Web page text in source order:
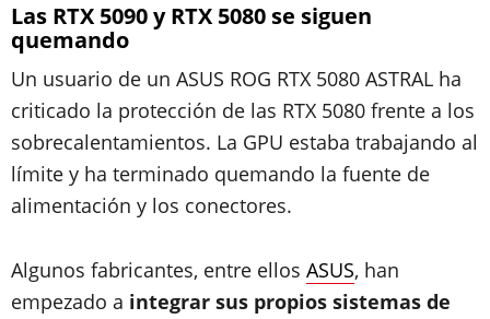
Las RTX 5090 y RTX 5080 se siguen
quemando
Un usuario de un ASUS ROG RTX 5080 ASTRAL ha
criticado la protección de las RTX 5080 frente a los
sobrecalentamientos. La GPU estaba trabajando al
límite y ha terminado quemando la fuente de
alimentación y los conectores.
Algunos fabricantes, entre ellos ASUS, han
empezado a integrar sus propios sistemas de